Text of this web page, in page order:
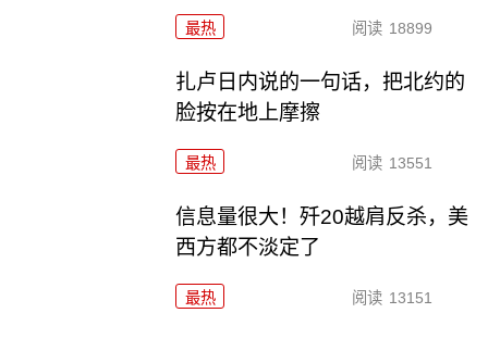
最热 阅读 18899
扎卢日内说的一句话，把北约的
脸按在地上摩擦
最热 阅读 13551
信息量很大！歼20越肩反杀，美
西方都不淡定了
最热 阅读 13151